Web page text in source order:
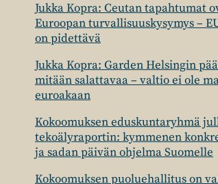
Jukka Kopra: Ceutan tapahtumat
Euroopan turvallisuuskysymys –
on pidettävä
Jukka Kopra: Garden Helsingin
mitään salattavaa – valtio ei ole
euroakaan
Kokoomuksen eduskuntaryhmä
tekoälyraportin: kymmenen
ja sadan päivän ohjelma Suomelle
Kokoomuksen puoluehallitus on